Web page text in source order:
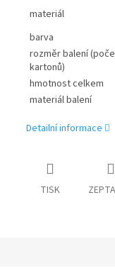
materiál
barva
rozměr balení
kartonů)
hmotnost celkem
materiál balení
Detailní informace
TISK